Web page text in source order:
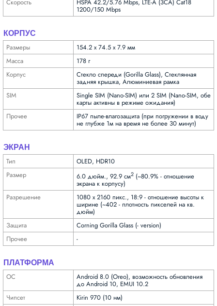
Скорость
HSPA 42.2/5.76 Mbps, LTE-A (3CA) Cat18
1200/150 Mbps
КОРПУС
Размеры
154.2 x 74.5 x 7.9 мм
Масса
178 г
Корпус
Стекло спереди (Gorilla Glass), Стеклянная
задняя крышка, Алюминиевая рамка
SIM
Single SIM (Nano-SIM) или 2 SIM (Nano-SIM, обе
карты активны в режиме ожидания)
Прочее
IP67 пыле-влагозащита (при погружении в воду
не глубже 1м на время не более 30 минут)
ЭКРАН
Тип
OLED, HDR10
Размер
6.0 дюйм., 92.9 см2 (~80.9% - отношение
экрана к корпусу)
Разре­шение
1080 x 2160 пикс., 18:9 - отношение высоты к
ширине (~402 - плотность пикселей на кв.
дюйм)
Защита
Corning Gorilla Glass (- version)
Прочее
-
ПЛАТФОРМА
ОС Android 8.0 (Oreo), возможность обновления
до Android 10, EMUI 10.2
Чипсет
Kirin 970 (10 нм)